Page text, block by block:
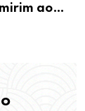
ao
anos